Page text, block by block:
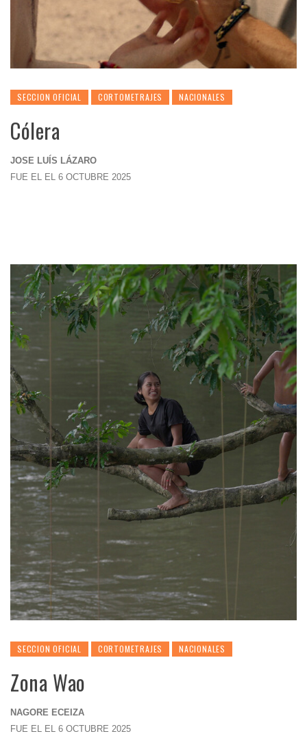
SECCION OFICIAL CORTOMETRAJES NACIONALES
Cólera
JOSE LUÍS LÁZARO
FUE EL EL 6 OCTUBRE 2025
SECCION OFICIAL CORTOMETRAJES NACIONALES
Zona Wao
NAGORE ECEIZA
FUE EL EL 6 OCTUBRE 2025